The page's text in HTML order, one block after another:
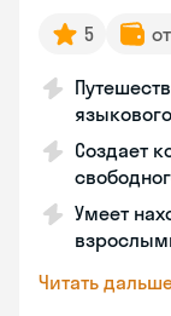
5
Создает
Умеет
Читать